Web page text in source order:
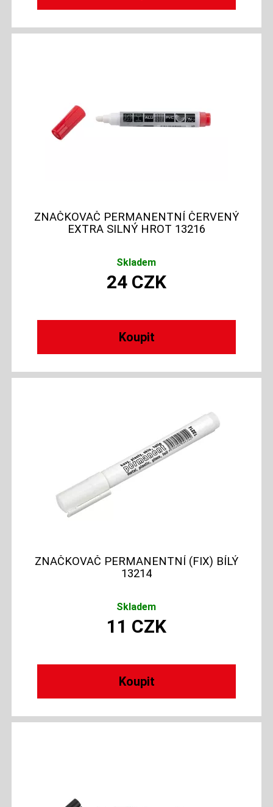
ZNAČKOVAČ PERMANENTNÍ ČERVENÝ
EXTRA SILNÝ HROT 13216
Skladem
24 CZK
ZNAČKOVAČ PERMANENTNÍ (FIX) BÍLÝ
13214
Skladem
11 CZK